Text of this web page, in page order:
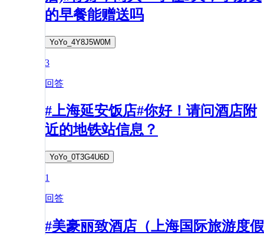
的早餐能赠送吗
YoYo_4Y8J5W0M
3
回答
#上海延安饭店#你好！请问酒店附
近的地铁站信息？
YoYo_0T3G4U6D
1
回答
#美豪丽致酒店（上海国际旅游度假